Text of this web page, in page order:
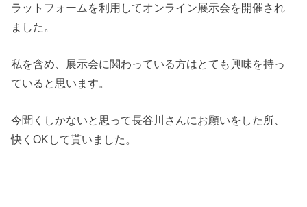
ラットフォームを利用してオンライン展示会を開催され
ました。
私を含め、展示会に関わっている方はとても興味を持っ
ていると思います。
今聞くしかないと思って長谷川さんにお願いをした所、
快くOKして貰いました。